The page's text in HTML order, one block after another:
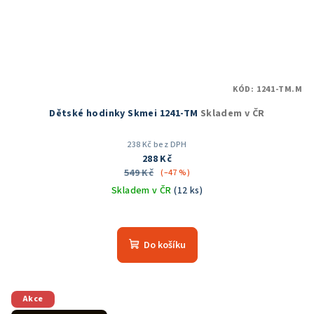
Dětské hodinky Skmei 1241-TM Skladem v ČR
238 Kč bez DPH
288 Kč
549 Kč (–47 %)
Skladem v ČR(12 ks)
Do košíku
KÓD: 1241-TM.M
Akce